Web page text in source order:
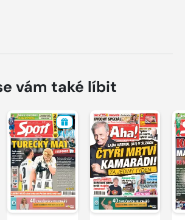
vám také líbit